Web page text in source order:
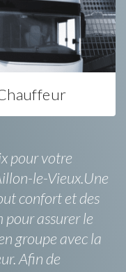
pour votre
le-Vieux.Une
confort et des
pour assurer le
groupe avec la
Afin de